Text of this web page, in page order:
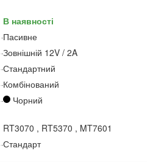
В наявності
Пасивне
Зовнішній 12V / 2A
Стандартний
Комбінований
Чорний
RT3070 , RT5370 , MT7601
Стандарт